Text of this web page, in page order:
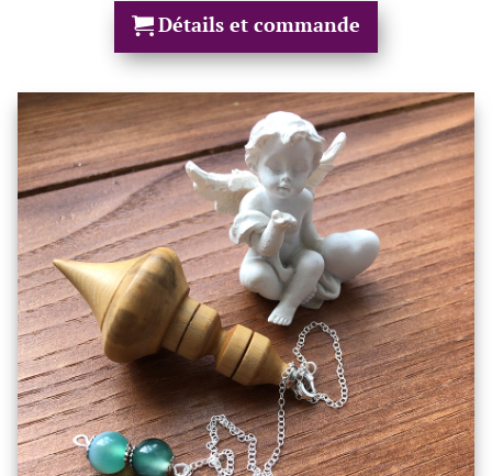
Détails et commande